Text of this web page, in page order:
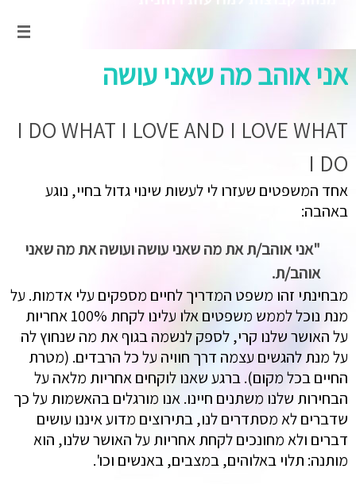
אני אוהב מה שאני עושה
I DO WHAT I LOVE AND I LOVE WHAT
I DO
אחד המשפטים שעזרו לי לעשות שינוי גדול בחיי, נוגע
באהבה:
"אני אוהב/ת את מה שאני עושה ועושה את מה שאני
אוהב/ת.
מבחינתי זהו משפט המדריך לחיים מספקים עלי אדמות. על
מנת נוכל לממש משפטים אלו עלינו לקחת 100% אחריות
על האושר שלנו קרי, לספק לנשמה בגוף את מה שנחוץ לה
על מנת להגשים עצמה דרך חוויה על כל הרבדים. (מטרת
החיים בכל מקום). ברגע שאנו לוקחים אחריות מלאה על
הבחירות שלנו משתנים חיינו. אנו מורגלים בהאשמות על כך
שדברים לא מסתדרים לנו, בתירוצים מדוע איננו עושים
דברים ולא מחונכים לקחת אחריות על האושר שלנו, הוא
מותנה: תלוי באלוהים, במצבים, באנשים וכו'.